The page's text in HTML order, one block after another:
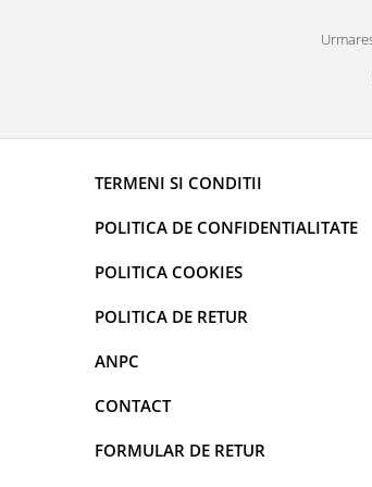
TERMENI SI CONDITII
POLITICA DE CONFIDENTIALITATE
POLITICA COOKIES
POLITICA DE RETUR
ANPC
CONTACT
FORMULAR DE RETUR